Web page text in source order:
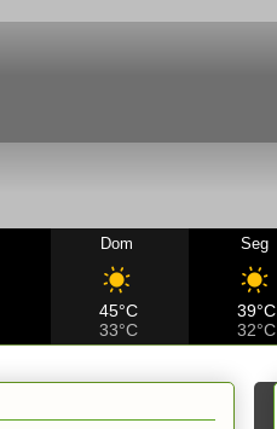
Dom
45°C
33°C
Seg
39°C
32°C